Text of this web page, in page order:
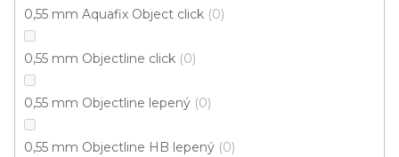
0,55 mm Aquafix Object click 0
0,55 mm Objectline click 0
0,55 mm Objectline lepený 0
0,55 mm Objectline HB lepený 0